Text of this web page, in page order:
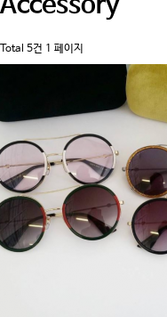
Total 5건 1 페이지